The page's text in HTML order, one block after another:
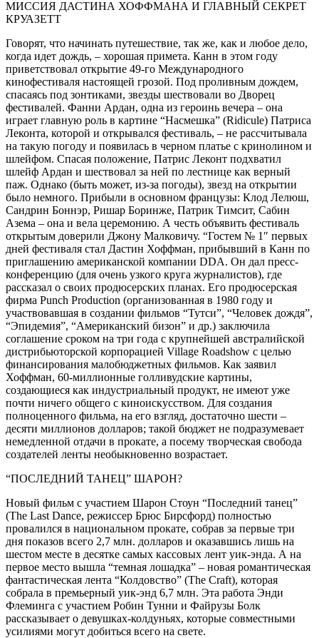
МИССИЯ ДАСТИНА ХОФФМАНА И ГЛАВНЫЙ СЕКРЕТ
КРУАЗЕТТ
Говорят, что начинать путешествие, так же, как и любое дело,
когда идет дождь, – хорошая примета. Канн в этом году
приветствовал открытие 49-го Международного
кинофестиваля настоящей грозой. Под проливным дождем,
спасаясь под зонтиками, звезды шествовали во Дворец
фестивалей. Фанни Ардан, одна из героинь вечера – она
играет главную роль в картине “Насмешка” (Ridicule) Патриса
Леконта, которой и открывался фестиваль, – не рассчитывала
на такую погоду и появилась в черном платье с кринолином и
шлейфом. Спасая положение, Патрис Леконт подхватил
шлейф Ардан и шествовал за ней по лестнице как верный
паж. Однако (быть может, из-за погоды), звезд на открытии
было немного. Прибыли в основном французы: Клод Лелюш,
Сандрин Боннэр, Ришар Боринже, Патрик Тимсит, Сабин
Азема – она и вела церемонию. А честь объявить фестиваль
открытым доверили Джону Малковичу. “Гостем № 1″ первых
дней фестиваля стал Дастин Хоффман, прибывший в Канн по
приглашению американской компании DDA. Он дал пресс-
конференцию (для очень узкого круга журналистов), где
рассказал о своих продюсерских планах. Его продюсерская
фирма Punch Production (организованная в 1980 году и
участвовавшая в создании фильмов “Тутси”, “Человек дождя”,
“Эпидемия”, “Американский бизон” и др.) заключила
соглашение сроком на три года с крупнейшей австралийской
дистрибьюторской корпорацией Village Roadshow с целью
финансирования малобюджетных фильмов. Как заявил
Хоффман, 60-миллионные голливудские картины,
создающиеся как индустриальный продукт, не имеют уже
почти ничего общего с киноискусством. Для создания
полноценного фильма, на его взгляд, достаточно шести –
десяти миллионов долларов; такой бюджет не подразумевает
немедленной отдачи в прокате, а посему творческая свобода
создателей ленты необыкновенно возрастает.
“ПОСЛЕДНИЙ ТАНЕЦ” ШАРОН?
Новый фильм с участием Шарон Стоун “Последний танец”
(The Last Dance, режиссер Брюс Бирсфорд) полностью
провалился в национальном прокате, собрав за первые три
дня показов всего 2,7 млн. долларов и оказавшись лишь на
шестом месте в десятке самых кассовых лент уик-энда. А на
первое место вышла “темная лошадка” – новая романтическая
фантастическая лента “Колдовство” (The Craft), которая
собрала в премьерный уик-энд 6,7 млн. Эта работа Энди
Флеминга с участием Робин Тунни и Файрузы Болк
рассказывает о девушках-колдуньях, которые совместными
усилиями могут добиться всего на свете.